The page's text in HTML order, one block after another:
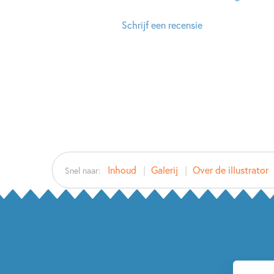
Schrijf een recensie
Snel naar: Inhoud Galerij Over de illustrator